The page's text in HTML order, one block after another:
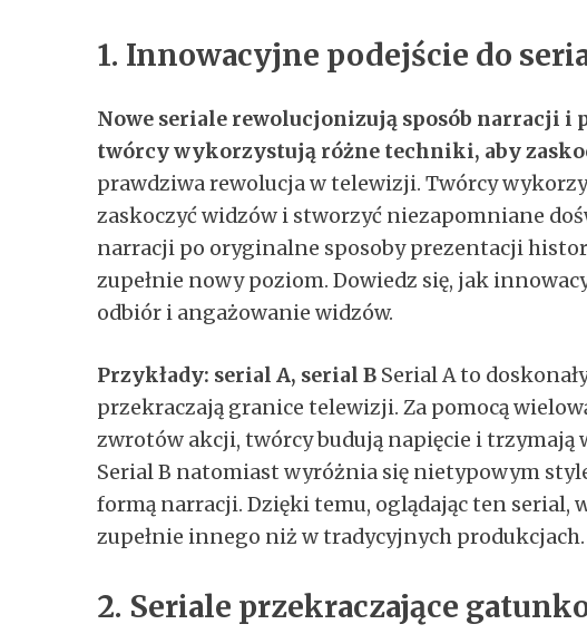
1. Innowacyjne podejście do
Nowe seriale rewolucjonizują sposób narracji
twórcy wykorzystują różne techniki, aby
prawdziwa rewolucja w telewizji. Twórcy
zaskoczyć widzów i stworzyć niezapomniane
narracji po oryginalne sposoby prezentacji
zupełnie nowy poziom. Dowiedz się, jak
odbiór i angażowanie widzów.
Przykłady: serial A, serial B Serial A to
przekraczają granice telewizji. Za pomocą
zwrotów akcji, twórcy budują napięcie i trzymają
Serial B natomiast wyróżnia się nietypowym
formą narracji. Dzięki temu, oglądając ten serial,
zupełnie innego niż w tradycyjnych produkcjach.
2. Seriale przekraczające